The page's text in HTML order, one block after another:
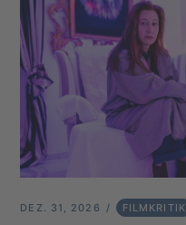
DEZ. 31, 2026 FILMKRITIK